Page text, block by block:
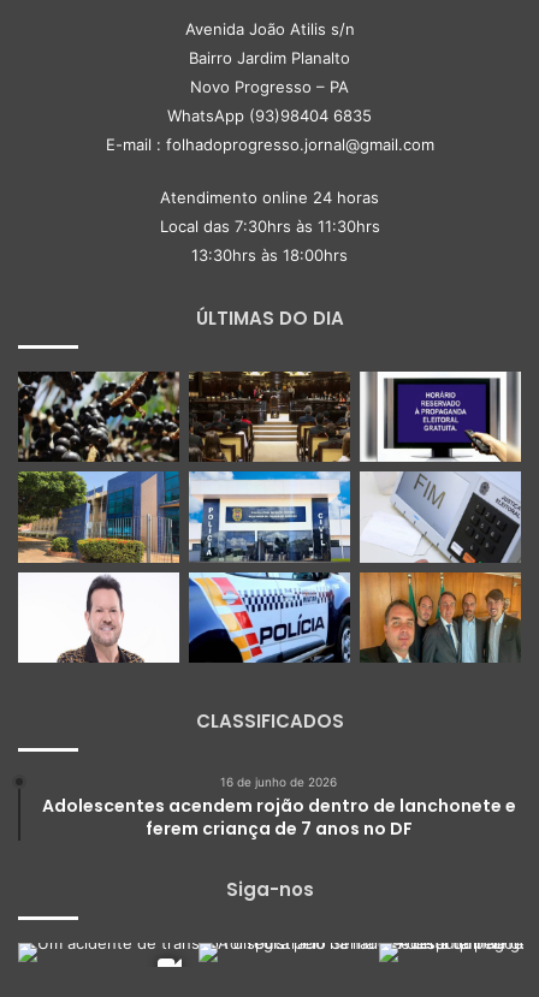
Avenida João Atilis s/n
Bairro Jardim Planalto
Novo Progresso – PA
WhatsApp (93)98404 6835
E-mail : folhadoprogresso.jornal@gmail.com
Atendimento online 24 horas
Local das 7:30hrs às 11:30hrs
13:30hrs às 18:00hrs
ÚLTIMAS DO DIA
CLASSIFICADOS
16 de junho de 2026
Adolescentes acendem rojão dentro de lanchonete e
ferem criança de 7 anos no DF
Siga-nos